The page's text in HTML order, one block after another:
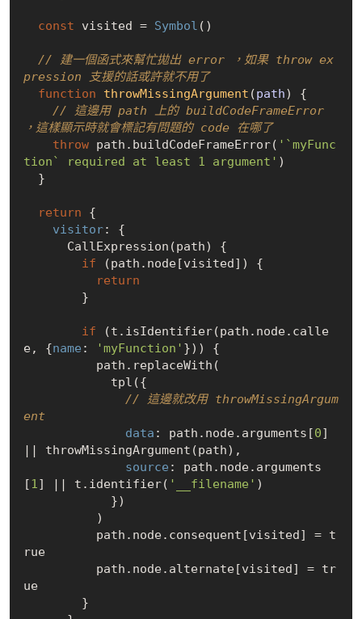
const visited = Symbol ()
// 建一個函式來幫忙拋出 error ，如果 throw ex
pression 支援的話或許就不用了
function
throwMissingArgument (path) {
// 這邊用 path 上的 buildCodeFrameError
，這樣顯示時就會標記有問題的 code 在哪了
throw path.buildCodeFrameError( '`myFunc
tion` required at least 1 argument' )
return {
visitor: {
if (path.node[visited]) {
return
if (t.isIdentifier(path.node.calle
e, {name : 'myFunction' })) {
// 這邊就改用 throwMissingArgum
ent
data : path.node.arguments[0]
|| throwMissingArgument(path),
source : path.node.arguments
[1 ] || t.identifier( '__filename' )
          path.node.consequent[visited] =
t
rue
          path.node.alternate[visited] =
tr
ue